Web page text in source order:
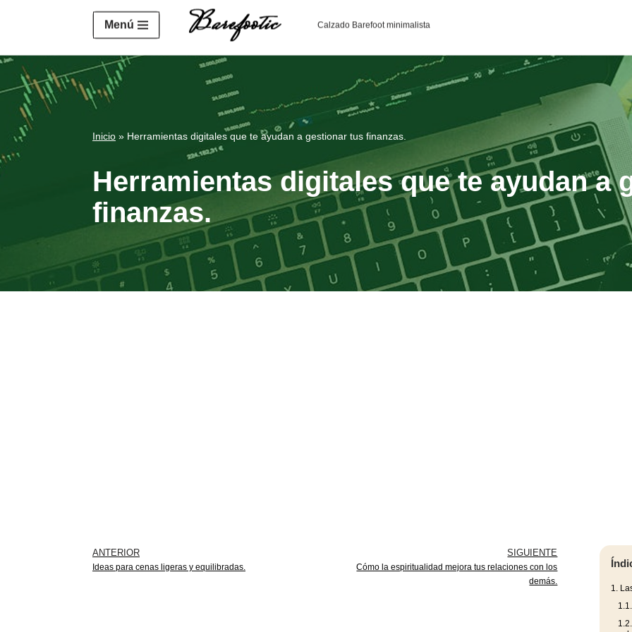
https://salesiq.zohopublic.eu/widget?wc=siq4a1451e70fa5f95c0398aa2df141a4ab237876b314bf4c92f4942fed1c49e92d
Saltar
contenido
Menú Calzado Barefoot minimalista
Inicio » Herramientas digitales que te ayudan a gestionar tus finanzas.
Herramientas digitales que te ayudan a
finanzas.
ANTERIOR
Ideas para cenas ligeras y equilibradas.
SIGUIENTE
Cómo la espiritualidad mejora tus relaciones con los
demás.
1.
1.1.
1.2.